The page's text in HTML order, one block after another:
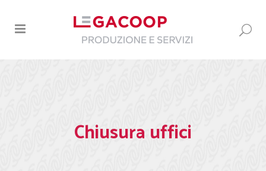
Chiusura uffici